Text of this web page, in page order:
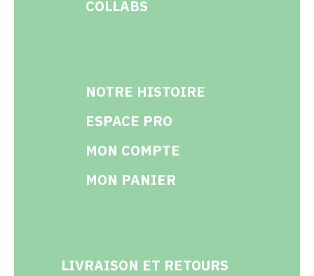
COLLABS
NOTRE HISTOIRE
ESPACE PRO
MON COMPTE
MON PANIER
LIVRAISON ET RETOURS